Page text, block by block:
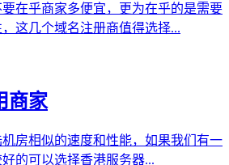
在乎商家多便宜，更为在乎的是需要
这几个域名注册商值得选择...
商家
房相似的速度和性能，如果我们有一
的可以选择香港服务器...